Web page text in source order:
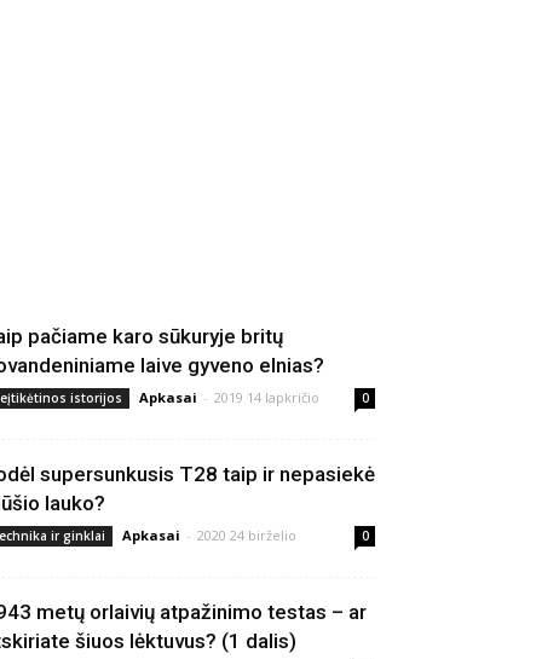
pačiame karo sūkuryje britų
laive gyveno elnias?
istorijos Apkasai - 2019 14 lapkričio 0
supersunkusis T28 taip ir nepasiekė
lauko?
ir ginklai Apkasai - 2020 24 birželio 0
metų orlaivių atpažinimo testas – ar
šiuos lėktuvus? (1 dalis)